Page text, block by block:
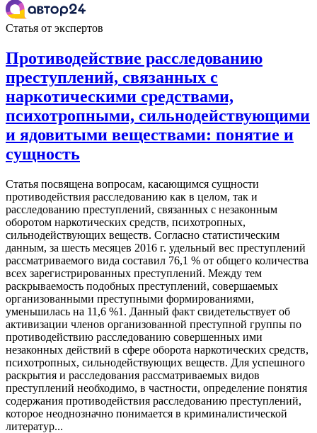
Статья от экспертов
Противодействие расследованию
преступлений, связанных с
наркотическими средствами,
психотропными, сильнодействующими
и ядовитыми веществами: понятие и
сущность
Статья посвящена вопросам, касающимся сущности
противодействия расследованию как в целом, так и
расследованию преступлений, связанных с незаконным
оборотом наркотических средств, психотропных,
сильнодействующих веществ. Согласно статистическим
данным, за шесть месяцев 2016 г. удельный вес преступлений
рассматриваемого вида составил 76,1 % от общего количества
всех зарегистрированных преступлений. Между тем
раскрываемость подобных преступлений, совершаемых
организованными преступными формированиями,
уменьшилась на 11,6 %1. Данный факт свидетельствует об
активизации членов организованной преступной группы по
противодействию расследованию совершенных ими
незаконных действий в сфере оборота наркотических средств,
психотропных, сильнодействующих веществ. Для успешного
раскрытия и расследования рассматриваемых видов
преступлений необходимо, в частности, определение понятия
содержания противодействия расследованию преступлений,
которое неоднозначно понимается в криминалистической
литератур...